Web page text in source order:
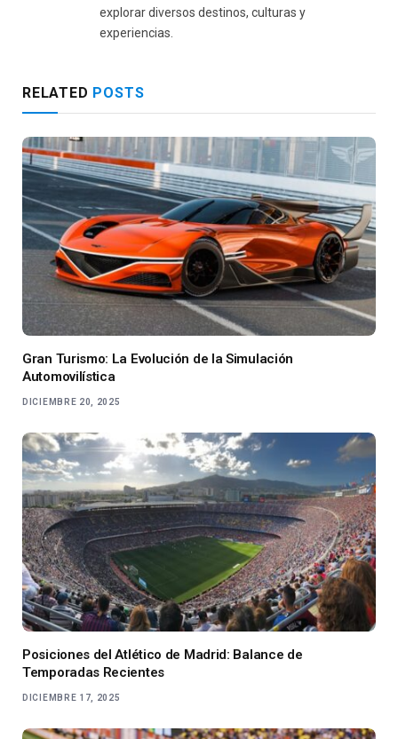
explorar diversos destinos, culturas y
experiencias.
RELATED POSTS
Gran Turismo: La Evolución de la Simulación
Automovilística
DICIEMBRE 20, 2025
Posiciones del Atlético de Madrid: Balance de
Temporadas Recientes
DICIEMBRE 17, 2025